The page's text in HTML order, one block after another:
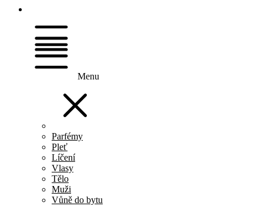
Menu
Parfémy
Pleť
Líčení
Vlasy
Tělo
Muži
Vůně do bytu